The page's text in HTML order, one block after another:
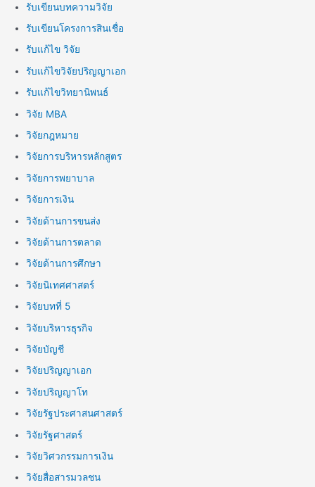
รับเขียนบทความวิจัย
รับเขียนโครงการสินเชื่อ
รับแก้ไข วิจัย
รับแก้ไขวิจัยปริญญาเอก
รับแก้ไขวิทยานิพนธ์
วิจัย MBA
วิจัยกฎหมาย
วิจัยการบริหารหลักสูตร
วิจัยการพยาบาล
วิจัยการเงิน
วิจัยด้านการขนส่ง
วิจัยด้านการตลาด
วิจัยด้านการศึกษา
วิจัยนิเทศศาสตร์
วิจัยบทที่ 5
วิจัยบริหารธุรกิจ
วิจัยบัญชี
วิจัยปริญญาเอก
วิจัยปริญญาโท
วิจัยรัฐประศาสนศาสตร์
วิจัยรัฐศาสตร์
วิจัยวิศวกรรมการเงิน
วิจัยสื่อสารมวลชน